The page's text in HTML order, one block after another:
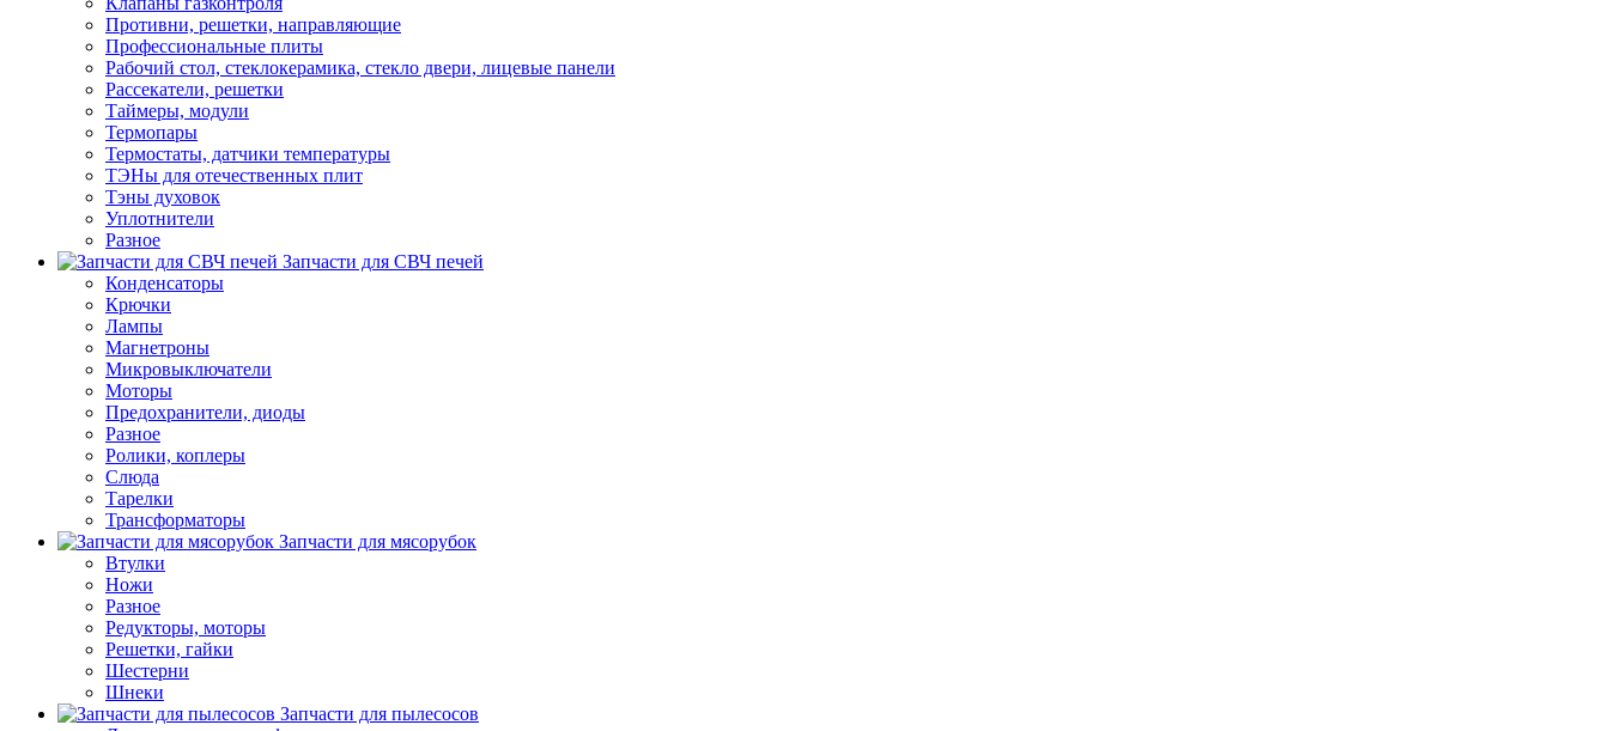
Противни, решетки, направляющие
Профессиональные плиты
Рабочий стол, стеклокерамика, стекло двери, лицевые панели
Рассекатели, решетки
Таймеры, модули
Термопары
Термостаты, датчики температуры
ТЭНы для отечественных плит
Тэны духовок
Уплотнители
Разное
Запчасти для СВЧ печей
Конденсаторы
Крючки
Лампы
Магнетроны
Микровыключатели
Моторы
Предохранители, диоды
Разное
Ролики, коплеры
Слюда
Тарелки
Трансформаторы
Запчасти для мясорубок
Втулки
Ножи
Разное
Редукторы, моторы
Решетки, гайки
Шестерни
Шнеки
Запчасти для пылесосов